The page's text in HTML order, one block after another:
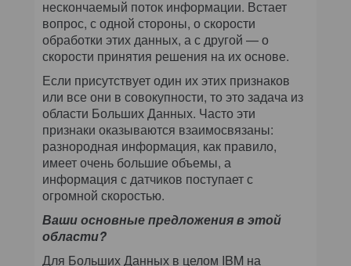
нескончаемый поток информации. Встает
вопрос, с одной стороны, о скорости
обработки этих данных, а с другой — о
скорости принятия решения на их основе.
Если присутствует один их этих признаков
или все они в совокупности, то это задача из
области Больших Данных. Часто эти
признаки оказываются взаимосвязаны:
разнородная информация, как правило,
имеет очень большие объемы, а
информация с датчиков поступает с
огромной скоростью.
Ваши основные предложения в этой
области?
Для Больших Данных в целом IBM на